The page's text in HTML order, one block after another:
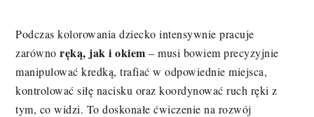
Podczas kolorowania dziecko intensywnie pracuje
zarównoręką, jak i okiem – musi bowiem precyzyjnie
manipulować kredką, trafiać w odpowiednie miejsca,
kontrolować siłę nacisku oraz koordynować ruch ręki z
tym, co widzi. To doskonałe ćwiczenie na rozwój